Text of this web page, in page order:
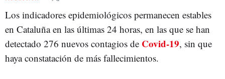
Los indicadores epidemiológicos permanecen estables
en Cataluña en las últimas 24 horas, en las que se han
detectado 276 nuevos contagios de Covid-19, sin que
haya constatación de más fallecimientos.